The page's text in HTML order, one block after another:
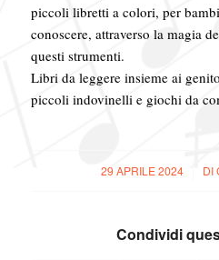
piccoli libretti a colori, per
conoscere, attraverso la magia
questi strumenti.
Libri da leggere insieme ai
piccoli indovinelli e giochi da
29 APRILE 2024
/ DI
Condividi